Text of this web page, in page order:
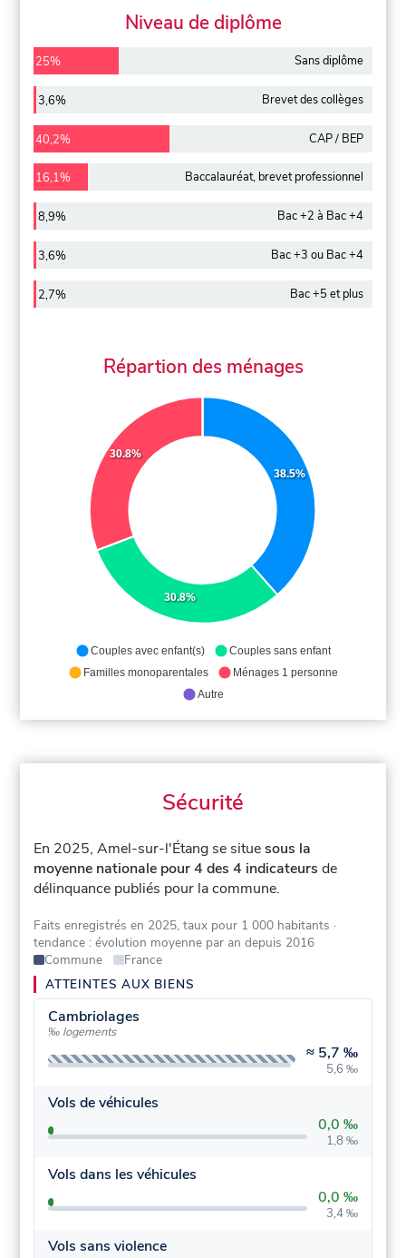
Niveau de diplôme
25% Sans diplôme
3,6% Brevet des collèges
40,2% CAP / BEP
16,1% Baccalauréat, brevet professionnel
8,9% Bac +2 à Bac +4
3,6% Bac +3 ou Bac +4
2,7% Bac +5 et plus
Répartion des ménages
38.5%
30.8%
30.8%
Couples avec enfant(s)
Couples sans enfant
Familles monoparentales
Ménages 1 personne
Autre
Sécurité
En 2025, Amel-sur-l'Étang se situesous la
moyenne nationale pour 4 des 4 indicateurs de
délinquance publiés pour la commune.
Faits enregistrés en 2025, taux pour 1 000 habitants ·
tendance : évolution moyenne par an depuis 2016
Commune
France
ATTEINTES AUX BIENS
Cambriolages
‰ logements
≈ 5,7 ‰
5,6 ‰
Vols de véhicules
0,0 ‰
1,8 ‰
Vols dans les véhicules
0,0 ‰
3,4 ‰
Vols sans violence